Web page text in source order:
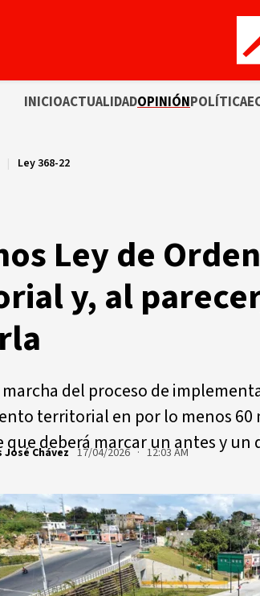
INICIOACTUALIDADOPINIÓNPOLÍTICA
| Ley 368-22
Ley de
y, al
del proceso de
territorial en por lo menos 60
deberá marcar un antes y un
José Chávez 17/04/2026 · 12:03 AM